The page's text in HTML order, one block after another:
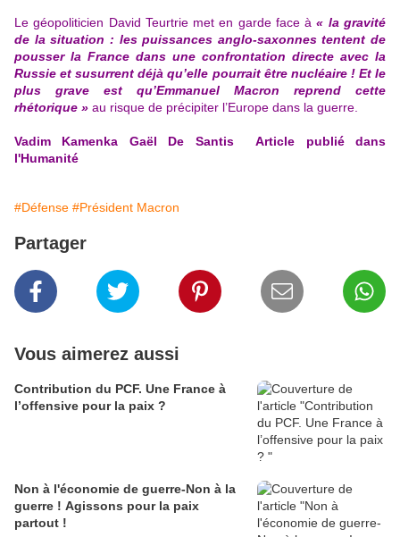
Le géopoliticien David Teurtrie met en garde face à« la gravité
de la situation : les puissances anglo-saxonnes tentent de
pousser la France dans une confrontation directe avec la
Russie et susurrent déjà qu’elle pourrait être nucléaire ! Et le
plus grave est qu’Emmanuel Macron reprend cette
rhétorique » au risque de précipiter l’Europe dans la guerre.
Vadim Kamenka Gaël De Santis
Article publié dans
l'Humanité
#Défense #Président Macron
Partager
Vous aimerez aussi
Contribution du PCF. Une France à
l’offensive pour la paix ?
Non à l'économie de guerre-Non à la
guerre ! Agissons pour la paix
partout !